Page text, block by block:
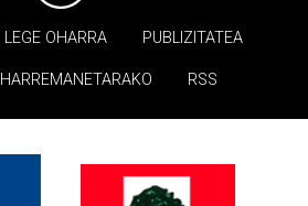
LEGE OHARRA PUBLIZITATEA
HARREMANETARAKO RSS